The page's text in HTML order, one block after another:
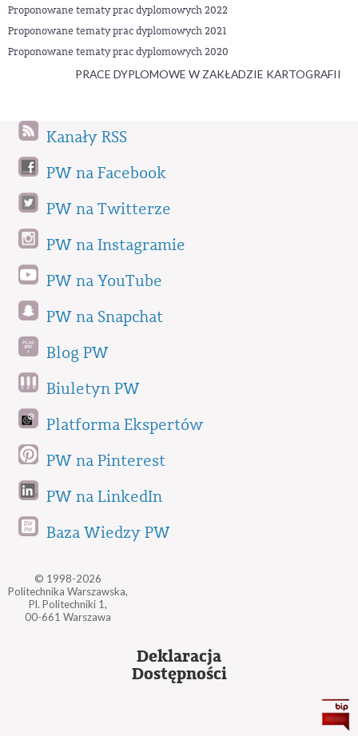
Proponowane tematy prac dyplomowych 2022
Proponowane tematy prac dyplomowych 2021
Proponowane tematy prac dyplomowych 2020
PRACE DYPLOMOWE W ZAKŁADZIE KARTOGRAFII
Kanały RSS
PW na Facebook
PW na Twitterze
PW na Instagramie
PW na YouTube
PW na Snapchat
Blog PW
Biuletyn PW
Platforma Ekspertów
PW na Pinterest
PW na LinkedIn
Baza Wiedzy PW
© 1998-2026
Politechnika Warszawska,
Pl. Politechniki 1,
00-661 Warszawa
Deklaracja
Dostępności